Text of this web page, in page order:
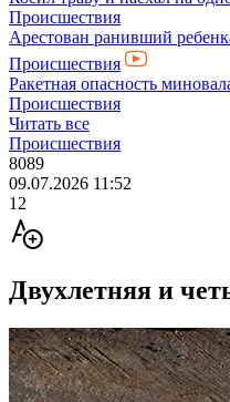
Происшествия
Арестован ранивший
Происшествия
Ракетная опасность
Происшествия
Читать все
Происшествия
8089
09.07.2026 11:52
12
Двухлетняя и